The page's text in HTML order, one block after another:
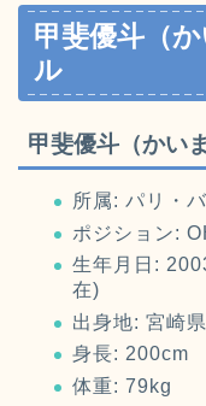
甲斐優斗（
ル
甲斐優斗（かい
所属: パリ・
ポジション:
生年月日:
在)
出身地: 宮崎県
身長: 200cm
体重: 79kg